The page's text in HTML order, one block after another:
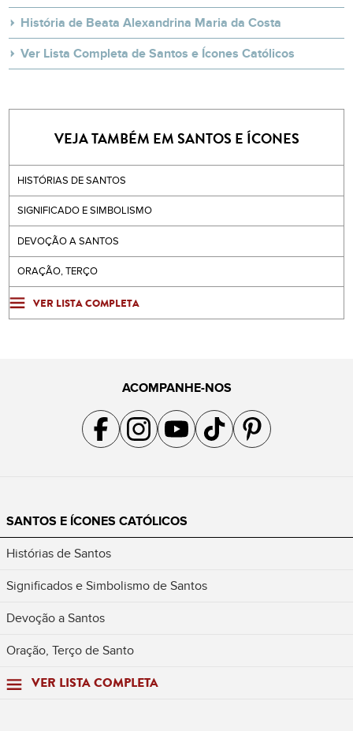
História de Beata Alexandrina Maria da Costa
Ver Lista Completa de Santos e Ícones Católicos
VEJA TAMBÉM EM SANTOS E ÍCONES
HISTÓRIAS DE SANTOS
SIGNIFICADO E SIMBOLISMO
DEVOÇÃO A SANTOS
ORAÇÃO, TERÇO
VER LISTA COMPLETA
ACOMPANHE-NOS
Acompanhe a gente no Facebook
Acompanhe a gente no Instagram
Acompanhe a gente no YouTube
Acompanhe a gente no TikTok
Acompanhe a gente no
SANTOS E ÍCONES CATÓLICOS
Histórias de Santos
Significados e Simbolismo de Santos
Devoção a Santos
Oração, Terço de Santo
VER LISTA COMPLETA